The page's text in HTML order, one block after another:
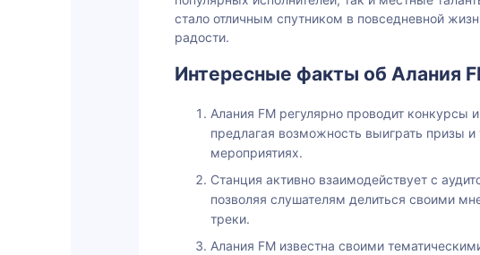
стало отличным спутником в повседневной
радости.
Интересные факты об Алания
Алания FM регулярно проводит конкурсы
предлагая возможность выиграть призы и
мероприятиях.
Станция активно взаимодействует с
позволяя слушателям делиться своими
треки.
Алания FM известна своими